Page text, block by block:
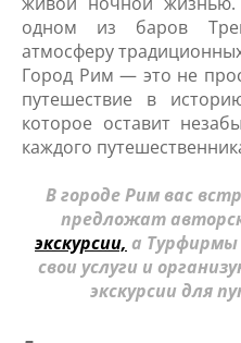
одном из баров
атмосферу
Город Рим — это не
путешествие в
которое оставит
каждого
В городе Рим вас
предложат
экскурсии, а
свои услуги и
экскурсии для